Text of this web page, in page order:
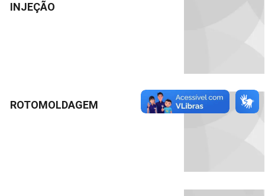
INJEÇÃO
ROTOMOLDAGEM